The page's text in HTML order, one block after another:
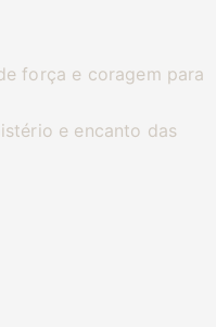
força e coragem para
e encanto das